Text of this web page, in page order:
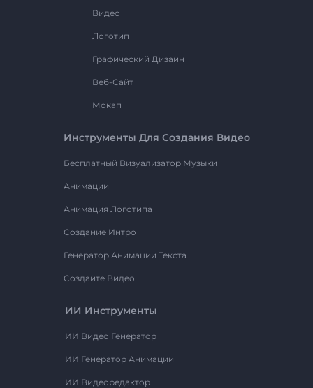
Видео
Логотип
Графический Дизайн
Веб-Сайт
Мокап
Инструменты Для Создания Видео
Бесплатный Визуализатор Музыки
Анимации
Анимация Логотипа
Создание Интро
Генератор Анимации Текста
Создайте Видео
ИИ Инструменты
ИИ Видео Генератор
ИИ Генератор Анимации
ИИ Видеоредактор